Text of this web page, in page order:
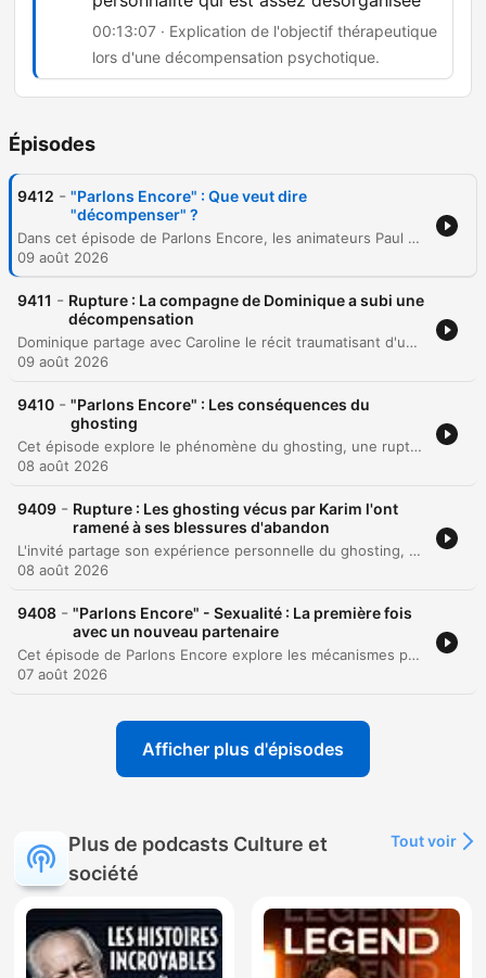
00:13:07 · Explication de l'objectif thérapeutique
lors d'une décompensation psychotique.
Épisodes
9412 - "Parlons Encore" : Que veut dire
"décompenser" ?
Dans cet épisode de Parlons Encore, les animateurs Paul Delerre et Caroline Dublanche explorent la définition et les mécanismes de la décompensation psychologique. À travers une analyse lexicale, l'émission détaille comment la rupture de l'équilibre psychique peut survenir suite à un choc émotionnel, des facteurs environnementaux ou des antécédents psychiatriques. L'échange distingue précisément les décompensations de mode névrotique, incluant l'anxiété et la dépression, des décompensations de mode psychotique caractérisées par une perte de contact avec la réalité. Le podcast aborde également les facteurs de risque comme le manque de sommeil ou la consommation de substances, ainsi que les modalités de prise en charge médicale et thérapeutique en situation d'urgence.
09 août 2026
9411 - Rupture : La compagne de Dominique a subi une
décompensation
Dominique partage avec Caroline le récit traumatisant d'une décompensation psychotique vécue auprès d'une amie, causée par l'arrêt brutal d'un traitement au lithium. L'échange aborde les conséquences destructrices de cet épisode sur la vie de cette femme. L'entretien se poursuit sur une note plus légère, abordant la philosophie de vie positive de Dominique malgré ses récents défis de santé, ainsi qu'une réflexion humoristique sur l'instabilité politique française comparée à la stabilité suisse.
09 août 2026
9410 - "Parlons Encore" : Les conséquences du
ghosting
Cet épisode explore le phénomène du ghosting, une rupture brutale et sans explication qui entraîne des conséquences psychologiques dévastatrices telles que le sentiment d'abandon et la déshumanisation. Les intervenantes proposent des pistes pour se recentrer sur soi face à cette violence relationnelle. La discussion aborde également la difficulté de gérer le silence et l'impuissance ressentie face à l'autre, tout en partageant le témoignage d'une auditrice victime d'un abandon soudain lors d'un rendez-vous au restaurant.
08 août 2026
9409 - Rupture : Les ghosting vécus par Karim l'ont
ramené à ses blessures d'abandon
L'invité partage son expérience personnelle du ghosting, établissant un parallèle avec ses blessures d'abandon liées à l'absence de son père et une enfance marquée par la maltraitance maternelle. Il explique comment la désidéalisation de sa figure paternelle et l'accès à la culture ont été des piliers de sa résilience. L'échange analyse les mécanismes psychologiques de l'abandon et la violence émotionnelle du silence, tout en explorant le parcours de l'invité, de l'anxiété vers une quête de vitalité.
08 août 2026
9408 - "Parlons Encore" - Sexualité : La première fois
avec un nouveau partenaire
Cet épisode de Parlons Encore explore les mécanismes psychologiques de l'anxiété et du stress lors des premières rencontres intimes. À travers le témoignage d'Annie, dont la relation a pris fin brutalement suite à une discussion sur l'intimité, les intervenantes analysent la vulnérabilité liée à la mise à nu, qu'elle soit physique ou émotionnelle. La discussion aborde également les complexes physiques, l'angoisse de la performance masculine et l'impact des applications de rencontre qui imposent une logique de consommation immédiate. Le débat souligne l'importance de la bienveillance et du temps pour désamorcer les tensions. Les intervenantes rappellent que la sexualité repose sur une part d'abandon et de connexion, et qu'il est essentiel de ne pas s'accabler en cas d'absence d'alchimie immédiate, puisque la compatibilité peut évoluer avec la découverte de l'autre.
07 août 2026
Afficher plus d'épisodes
Plus de podcasts Culture et
société
Tout voir